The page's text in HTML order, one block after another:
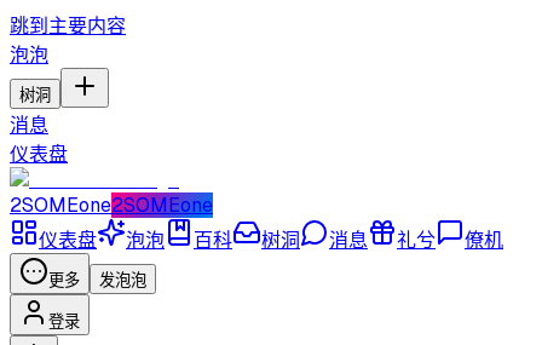
跳到主要内容
泡泡
树洞
消息
仪表盘
2SOMEone2SOMEone
仪表盘
泡泡 百科 树洞 消息 礼兮 僚机
更多 发泡泡
登录